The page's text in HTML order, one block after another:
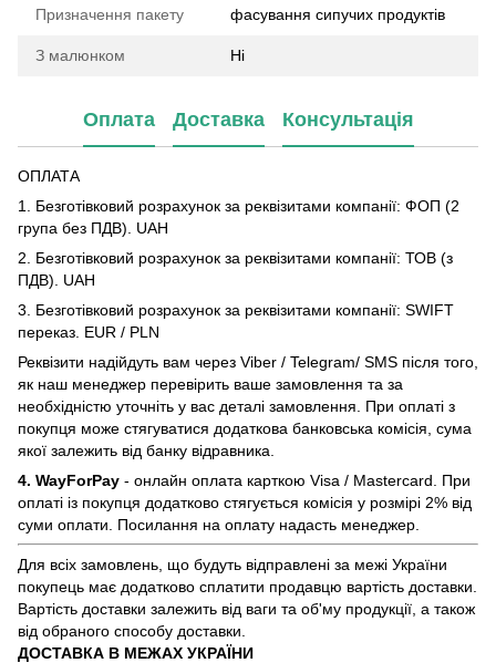
Призначення пакету фасування сипучих продуктів
З малюнком Ні
Оплата Доставка Консультація
ОПЛАТА
1. Безготівковий розрахунок за реквізитами компанії: ФОП (2
група без ПДВ). UAH
2. Безготівковий розрахунок за реквізитами компанії: ТОВ (з
ПДВ). UAH
3. Безготівковий розрахунок за реквізитами компанії: SWIFT
переказ. EUR / PLN
Реквізити надійдуть вам через Viber / Telegram/ SMS після того,
як наш менеджер перевірить ваше замовлення та за
необхідністю уточніть у вас деталі замовлення. При оплаті з
покупця може стягуватися додаткова банковська комісія, сума
якої залежить від банку відравника.
4. WayForPay - онлайн оплата карткою Visa / Mastercard. При
оплаті із покупця додатково стягується комісія у розмірі 2% від
суми оплати. Посилання на оплату надасть менеджер.
Для всіх замовлень, що будуть відправлені за межі України
покупець має додатково сплатити продавцю вартість доставки.
Вартість доставки залежить від ваги та об'му продукції, а також
від обраного способу доставки.
ДОСТАВКА В МЕЖАХ УКРАЇНИ